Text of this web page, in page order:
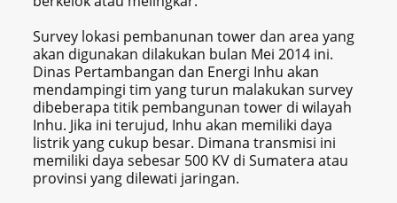
Survey lokasi pembanunan tower dan area yang
akan digunakan dilakukan bulan Mei 2014 ini.
Dinas Pertambangan dan Energi Inhu akan
mendampingi tim yang turun malakukan survey
dibeberapa titik pembangunan tower di wilayah
Inhu. Jika ini terujud, Inhu akan memiliki daya
listrik yang cukup besar. Dimana transmisi ini
memiliki daya sebesar 500 KV di Sumatera atau
provinsi yang dilewati jaringan.